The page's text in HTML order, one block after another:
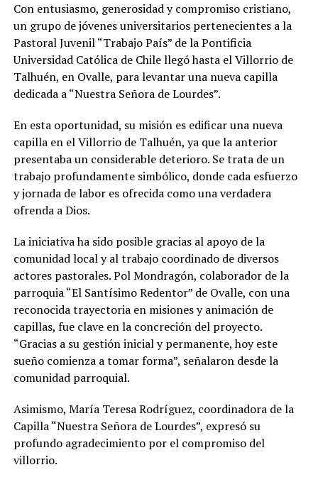
Con entusiasmo, generosidad y compromiso cristiano,
un grupo de jóvenes universitarios pertenecientes a la
Pastoral Juvenil “Trabajo País” de la Pontificia
Universidad Católica de Chile llegó hasta el Villorrio de
Talhuén, en Ovalle, para levantar una nueva capilla
dedicada a “Nuestra Señora de Lourdes”.
En esta oportunidad, su misión es edificar una nueva
capilla en el Villorrio de Talhuén, ya que la anterior
presentaba un considerable deterioro. Se trata de un
trabajo profundamente simbólico, donde cada esfuerzo
y jornada de labor es ofrecida como una verdadera
ofrenda a Dios.
La iniciativa ha sido posible gracias al apoyo de la
comunidad local y al trabajo coordinado de diversos
actores pastorales. Pol Mondragón, colaborador de la
parroquia “El Santísimo Redentor” de Ovalle, con una
reconocida trayectoria en misiones y animación de
capillas, fue clave en la concreción del proyecto.
“Gracias a su gestión inicial y permanente, hoy este
sueño comienza a tomar forma”, señalaron desde la
comunidad parroquial.
Asimismo, María Teresa Rodríguez, coordinadora de la
Capilla “Nuestra Señora de Lourdes”, expresó su
profundo agradecimiento por el compromiso del
villorrio.